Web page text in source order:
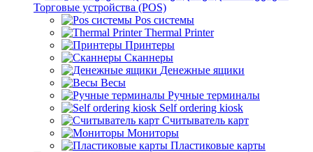
Торговые устройства (POS)
Pos системы
Thermal Printer
Принтеры
Сканнеры
Денежные ящики
Весы
Ручные терминалы
Self ordering kiosk
Считыватель карт
Мониторы
Пластиковые карты